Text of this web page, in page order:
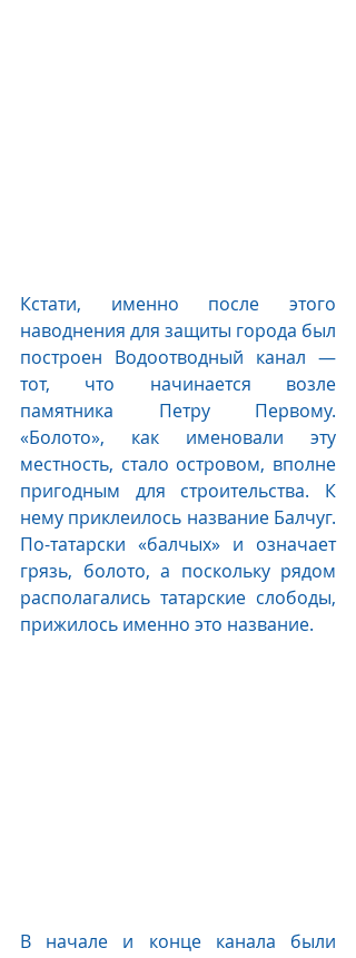
Кстати, именно после этого
наводнения для защиты города был
построен Водоотводный канал —
тот, что начинается возле
памятника Петру Первому.
«Болото», как именовали эту
местность, стало островом, вполне
пригодным для строительства. К
нему приклеилось название Балчуг.
По-татарски «балчых» и означает
грязь, болото, а поскольку рядом
располагались татарские слободы,
прижилось именно это название.
В начале и конце канала были